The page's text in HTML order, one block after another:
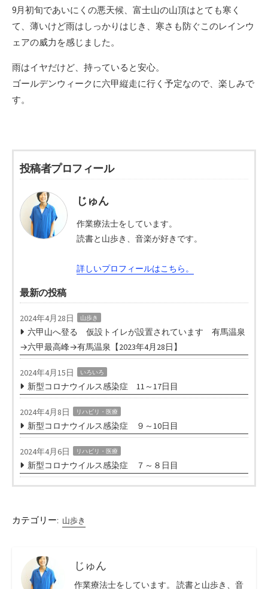
9月初旬であいにくの悪天候、富士山の山頂はとても寒く
て、薄いけど雨はしっかりはじき、寒さも防ぐこのレインウ
ェアの威力を感じました。
雨はイヤだけど、持っていると安心。
ゴールデンウィークに六甲縦走に行く予定なので、楽しみで
す。
投稿者プロフィール
じゅん
作業療法士をしています。
読書と山歩き、音楽が好きです。
詳しいプロフィールはこちら。
最新の投稿
2024年4月28日 山歩き
六甲山へ登る 仮設トイレが設置されています 有馬温泉
→六甲最高峰→有馬温泉【2023年4月28日】
2024年4月15日 いろいろ
新型コロナウイルス感染症 11～17日目
2024年4月8日 リハビリ・医療
新型コロナウイルス感染症 ９～10日目
2024年4月6日 リハビリ・医療
新型コロナウイルス感染症 ７～８日目
カテゴリー: 山歩き
じゅん
作業療法士をしています。 読書と山歩き、音